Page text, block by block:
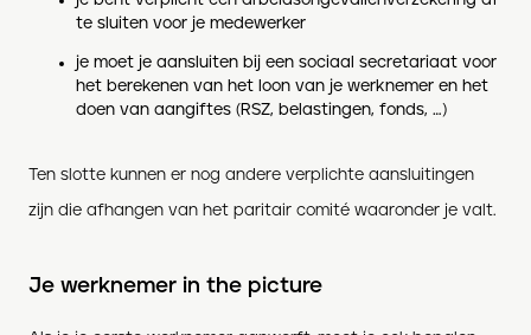
te sluiten voor je medewerker
je moet je aansluiten bij een sociaal secretariaat voor
het berekenen van het loon van je werknemer en het
doen van aangiftes (RSZ, belastingen, fonds, …)
Ten slotte kunnen er nog andere verplichte aansluitingen
zijn die afhangen van het paritair comité waaronder je valt.
Je werknemer in the picture